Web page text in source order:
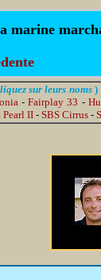
marine
sur leurs noms)
-Fairplay 33 -
Pearl II - SBS Cirrus -